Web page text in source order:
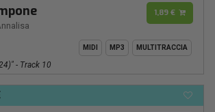
1,89 €
MIDI MP3 MULTITRACCIA
- Track 10